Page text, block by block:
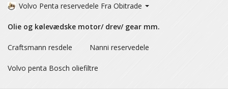
Volvo Penta reservedele Fra Obitrade
Olie og kølevædske motor/ drev/ gear mm.
Craftsmann resdele Nanni reservedele
Volvo penta Bosch oliefiltre